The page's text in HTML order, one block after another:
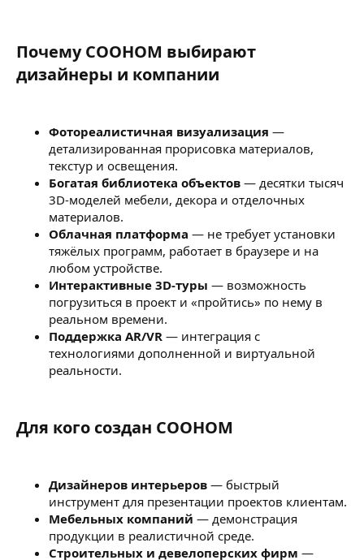
Почему COOHOM выбирают
дизайнеры и компании​
Фотореалистичная визуализация —
детализированная прорисовка материалов,
текстур и освещения.
Богатая библиотека объектов — десятки тысяч
3D-моделей мебели, декора и отделочных
материалов.
Облачная платформа — не требует установки
тяжёлых программ, работает в браузере и на
любом устройстве.
Интерактивные 3D-туры — возможность
погрузиться в проект и «пройтись» по нему в
реальном времени.
Поддержка AR/VR — интеграция с
технологиями дополненной и виртуальной
реальности.
Для кого создан COOHOM​
Дизайнеров интерьеров — быстрый
инструмент для презентации проектов клиентам.
Мебельных компаний — демонстрация
продукции в реалистичной среде.
Строительных и девелоперских фирм —